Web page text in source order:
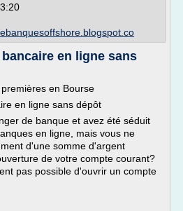
en ligne sans
en Bourse
en ligne sans dépôt
de banque et avez été séduit
en ligne, mais vous ne
d'une somme d'argent
de votre compte courant?
pas possible d'ouvrir un compte